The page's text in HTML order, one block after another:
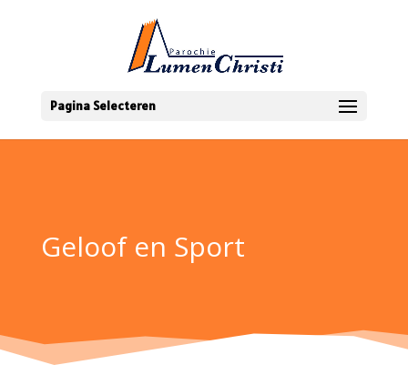
Pagina Selecteren
Geloof en Sport